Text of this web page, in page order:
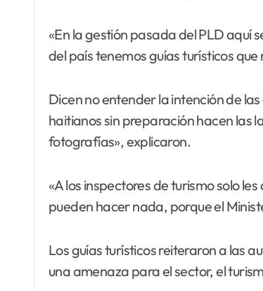
«En la gestión pasada del PLD aquí
del país tenemos guías turísticos
Dicen no entender la intención de
haitianos sin preparación hacen las
fotografías», explicaron.
«A los inspectores de turismo solo
pueden hacer nada, porque el
Los guías turísticos reiteraron a las
una amenaza para el sector, el